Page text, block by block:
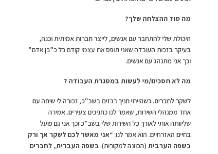
מה סוד ההצלחה שלך?
היכולת שלי להתחבר עם אנשים, לייצר חברות אמיתית וכנה,
בעיקר בזכות העובדה שאני תופס את עצמי קודם כל כ”בן אדם”
וכך אני מתנהג עם אנשים.
מה לא תסכים/מי לעשות במסגרת העבודה ?
לשקר לחברים. כשהייתי חניך רכזים בשב”כ, זכורה לי שיחה עם
אחד ממנהלי השירות, שאמר לנו כחניכים צעירים. אמירה
שליוותה אותי לאורך כל השירות שלי בשב”כ וכך אני גם פועל
בחיים האזרחיים. הוא אמר לנו:“אני מאשר לכם לשקר אך ורק
בשפה הערבית (הכוונה למקורות). בשפה העברית, לחברים